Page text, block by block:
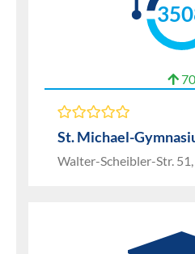
70
St. Michael-
Walter-Scheibler-Str.